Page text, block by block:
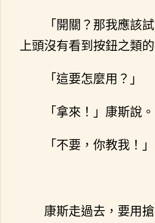
「開關？那我應該
上頭沒有看到按鈕之類
「這要怎麼用？」
「拿來！」康斯說。
「不要，你教我！
康斯走過去，要用